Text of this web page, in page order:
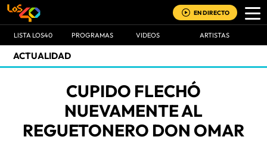
EN DIRECTO
LISTA LOS40 PROGRAMAS VIDEOS ARTISTAS
ACTUALIDAD
CUPIDO FLECHÓ
NUEVAMENTE AL
REGUETONERO DON OMAR